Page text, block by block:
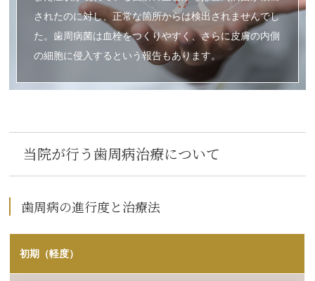
されたのに対し、正常な箇所からは検出されませんでし
た。歯周病菌は血栓をつくりやすく、さらに皮膚の内側
の細胞に侵入するという報告もあります。
当院が行う歯周病治療について
歯周病の進行度と治療法
初期（軽度）